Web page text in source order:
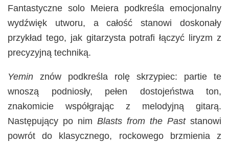
Fantastyczne solo Meiera podkreśla emocjonalny
wydźwięk utworu, a całość stanowi doskonały
przykład tego, jak gitarzysta potrafi łączyć liryzm z
precyzyjną techniką.
Yemin znów podkreśla rolę skrzypiec: partie te
wnoszą podniosły, pełen dostojeństwa ton,
znakomicie współgrając z melodyjną gitarą.
Następujący po nim Blasts from the Paststanowi
powrót do klasycznego, rockowego brzmienia z